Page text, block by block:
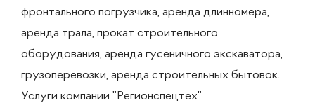
фронтального погрузчика, аренда длинномера,
аренда трала, прокат строительного
оборудования, аренда гусеничного экскаватора,
грузоперевозки, аренда строительных бытовок.
Услуги компании "Регионспецтех"